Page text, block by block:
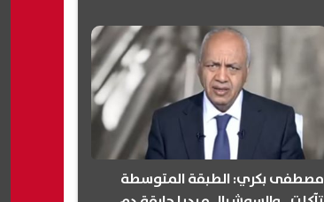
مصطفى بكري: الطبقة المتوسطة